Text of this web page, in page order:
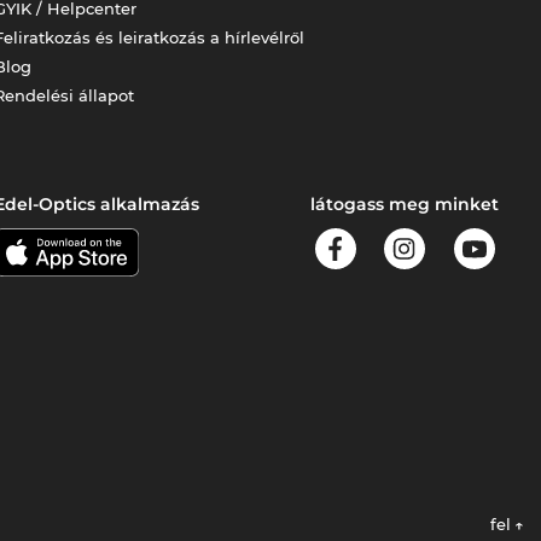
/ Helpcenter
és leiratkozás a hírlevélről
állapot
Optics alkalmazás látogass meg minket
fel